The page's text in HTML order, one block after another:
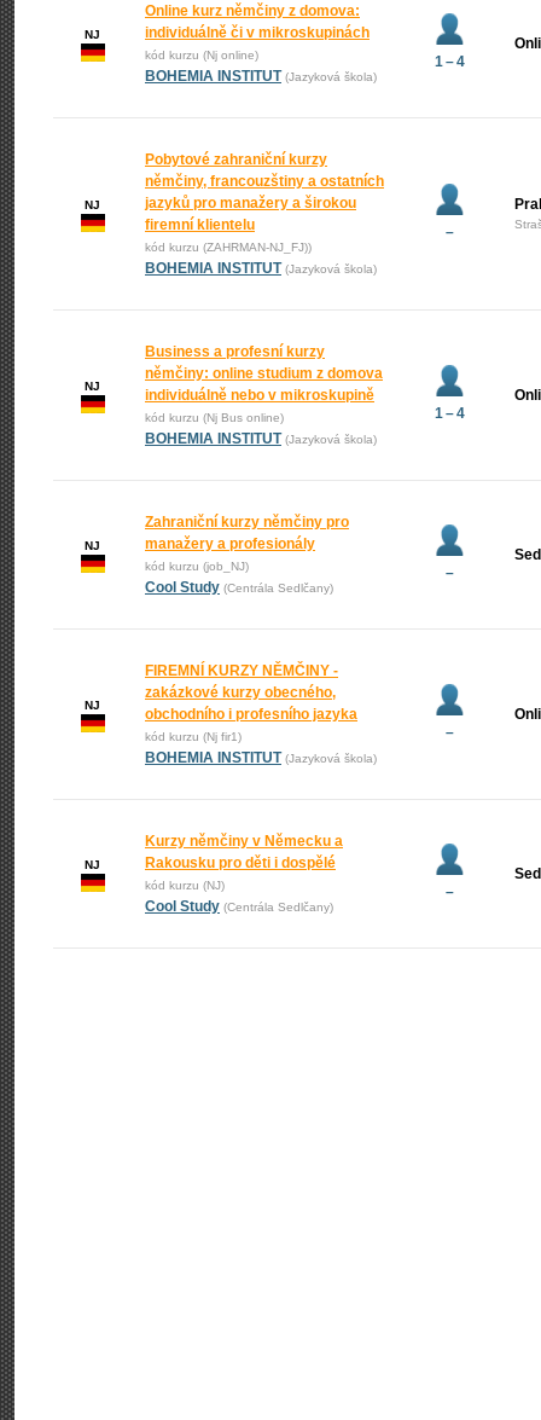
NJ
Online kurz němčiny z domova:
individuálně či v mikroskupinách
kód kurzu (Nj online)
BOHEMIA INSTITUT (Jazyková škola)
1 – 4
NJ
Pobytové zahraniční kurzy
němčiny, francouzštiny a ostatních
jazyků pro manažery a širokou
firemní klientelu
kód kurzu (ZAHRMAN-NJ_FJ))
BOHEMIA INSTITUT (Jazyková škola)
–
NJ
Business a profesní kurzy
němčiny: online studium z domova
individuálně nebo v mikroskupině
kód kurzu (Nj Bus online)
BOHEMIA INSTITUT (Jazyková škola)
1 – 4
NJ
Zahraniční kurzy němčiny pro
manažery a profesionály
kód kurzu (job_NJ)
Cool Study (Centrála Sedlčany)
–
NJ
FIREMNÍ KURZY NĚMČINY -
zakázkové kurzy obecného,
obchodního i profesního jazyka
kód kurzu (Nj fir1)
BOHEMIA INSTITUT (Jazyková škola)
–
NJ
Kurzy němčiny v Německu a
Rakousku pro děti i dospělé
kód kurzu (NJ)
Cool Study (Centrála Sedlčany)
–